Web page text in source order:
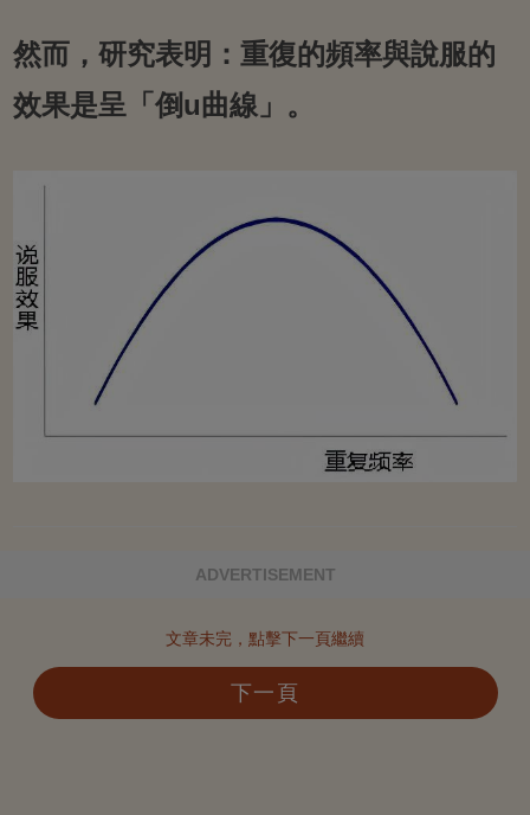
然而，研究表明：重復的頻率與說服的
效果是呈「倒u曲線」。
ADVERTISEMENT
文章未完，點擊下一頁繼續
下一頁